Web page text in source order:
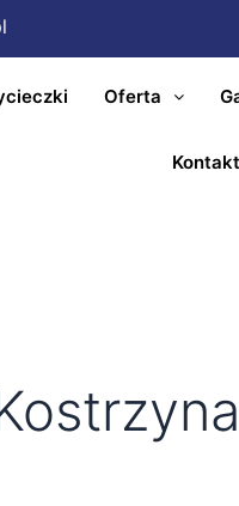
Oferta
Kontakt